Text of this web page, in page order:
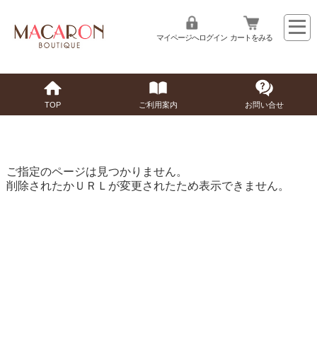
マイページへログイン カートをみる
TOP ご利用案内 お問い合せ
ご指定のページは見つかりません。
削除されたかＵＲＬが変更されたため表示できません。